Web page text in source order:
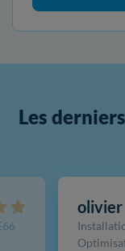
Les
olivier